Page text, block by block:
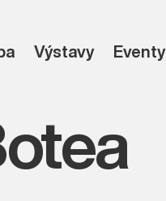
Výstavy Eventy